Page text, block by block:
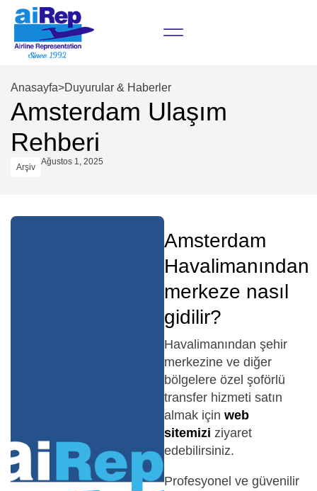
Anasayfa>Duyurular & Haberler
Amsterdam Ulaşım
Rehberi
Arşiv
Ağustos 1, 2025
Amsterdam
Havalimanından
merkeze nasıl
gidilir?
Havalimanından şehir
merkezine ve diğer
bölgelere özel şoförlü
transfer hizmeti satın
almak için web
sitemizi ziyaret
edebilirsiniz.
Profesyonel ve güvenilir